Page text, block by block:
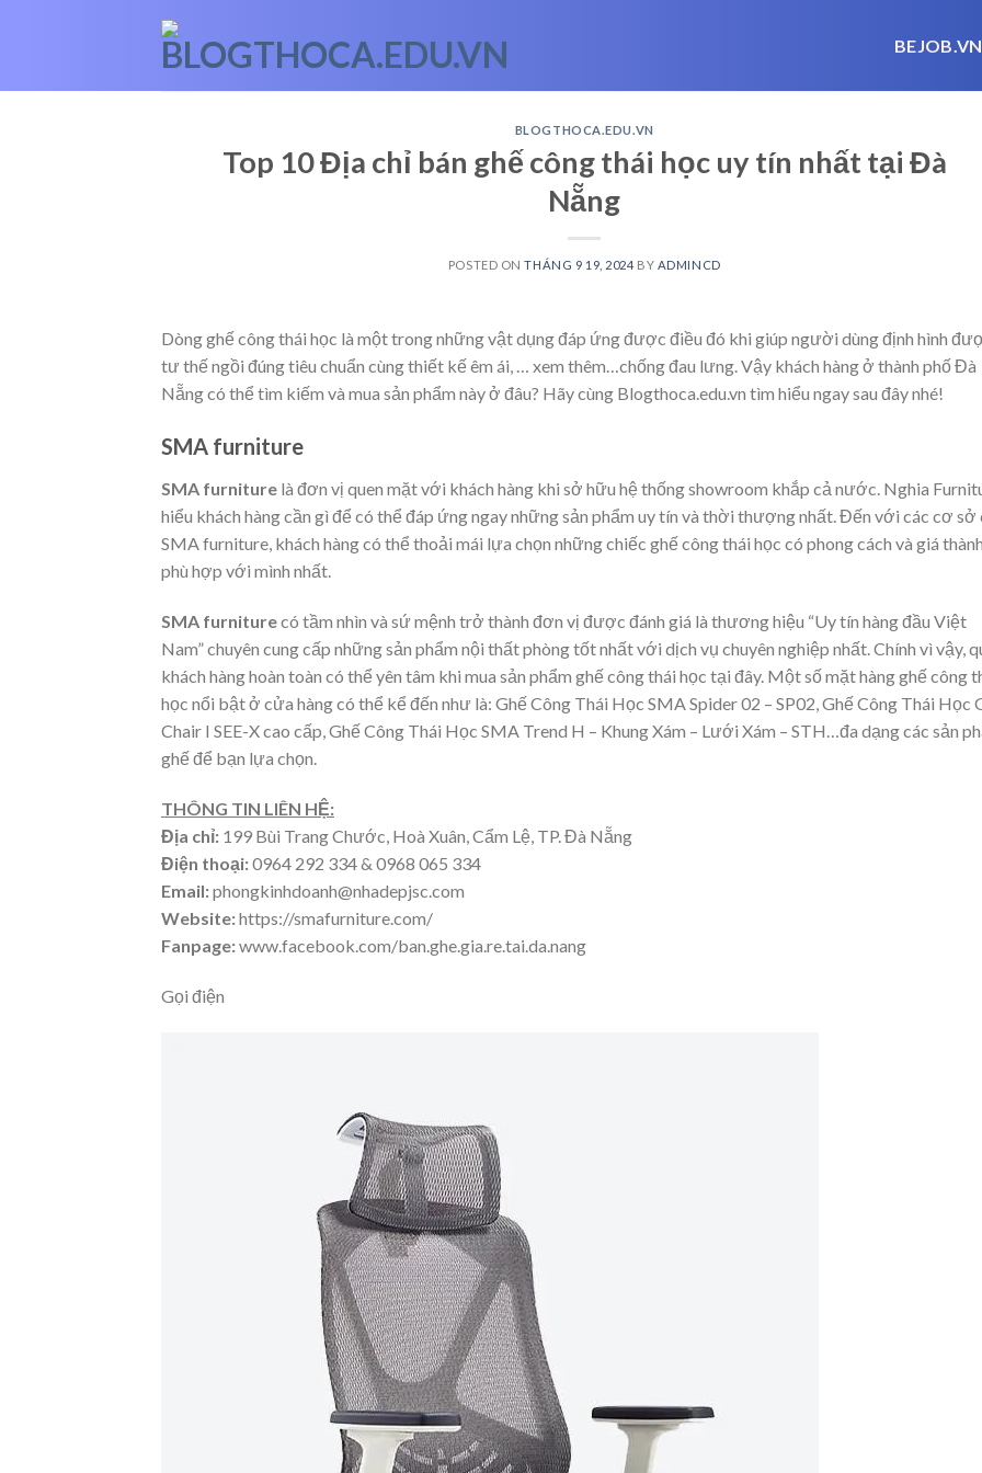
BEJOB.VN
BLOGTHOCA.EDU.VN
Top 10 Địa chỉ bán ghế công thái học uy tín nhất tại Đà
Nẵng
POSTED ONTHÁNG 9 19, 2024 BY ADMINCD
Dòng ghế công thái học là một trong những vật dụng đáp ứng được điều đó khi giúp người dùng định hình
tư thế ngồi đúng tiêu chuẩn cùng thiết kế êm ái,
… xem thêm… chống đau lưng. Vậy khách hàng ở thành phố Đà
Nẵng có thể tìm kiếm và mua sản phẩm này ở đâu? Hãy cùng Blogthoca.edu.vn tìm hiểu ngay sau đây nhé!
SMA furniture
SMA furniture là đơn vị quen mặt với khách hàng khi sở hữu hệ thống showroom khắp cả nước. Nghia
hiểu khách hàng cần gì để có thể đáp ứng ngay những sản phẩm uy tín và thời thượng nhất. Đến với các cơ sở
SMA furniture, khách hàng có thể thoải mái lựa chọn những chiếc ghế công thái học có phong cách và giá thành
phù hợp với mình nhất.
SMA furniturecó tầm nhìn và sứ mệnh trở thành đơn vị được đánh giá là thương hiệu “Uy tín hàng đầu Việt
Nam” chuyên cung cấp những sản phẩm nội thất phòng tốt nhất với dịch vụ chuyên nghiệp nhất. Chính vì vậy,
khách hàng hoàn toàn có thể yên tâm khi mua sản phẩm ghế công thái học tại đây. Một số mặt hàng ghế công
học nổi bật ở cửa hàng có thể kể đến như là: Ghế Công Thái Học SMA Spider 02 – SP02, Ghế Công Thái Học
Chair I SEE-X cao cấp, Ghế Công Thái Học SMA Trend H – Khung Xám – Lưới Xám – STH…đa dạng các sản
ghế để bạn lựa chọn.
THÔNG TIN LIÊN HỆ:
Địa chỉ: 199 Bùi Trang Chước, Hoà Xuân, Cẩm Lệ, TP. Đà Nẵng
Điện thoại:0964 292 334 & 0968 065 334
Email:phongkinhdoanh@nhadepjsc.com
Website:https://smafurniture.com/
Fanpage:www.facebook.com/ban.ghe.gia.re.tai.da.nang
Gọi điện